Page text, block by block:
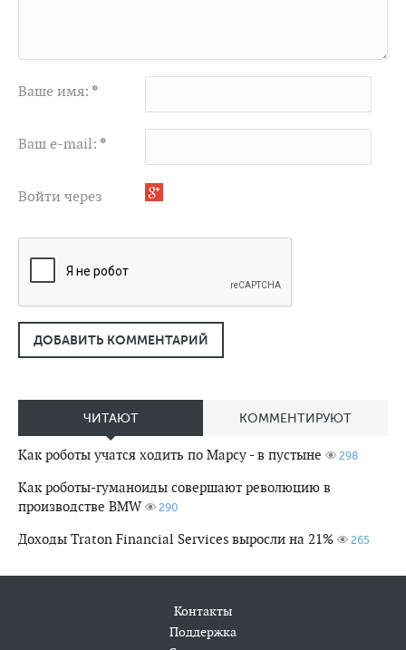
Ваше имя: *
Ваш e-mail: *
Войти через
ДОБАВИТЬ КОММЕНТАРИЙ
ЧИТАЮТ КОММЕНТИРУЮТ
Как роботы учатся ходить по Марсу - в пустыне 298
Как роботы-гуманоиды совершают революцию в
производстве BMW
290
Доходы Traton Financial Services выросли на 21% 265
Контакты
Поддержка